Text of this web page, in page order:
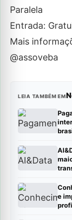
Paralela
Entrada:
Mais
@assoveba
LEIA TAMBÉM EM
e